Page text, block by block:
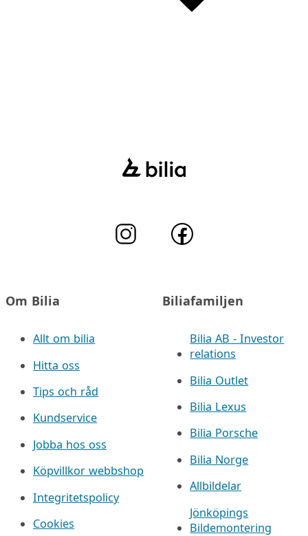
Om Bilia
Allt om bilia
Hitta oss
Tips och råd
Kundservice
Jobba hos oss
Köpvillkor webbshop
Integritetspolicy
Cookies
Biliafamiljen
Bilia AB - Investor
relations
Bilia Outlet
Bilia Lexus
Bilia Porsche
Bilia Norge
Allbildelar
Jönköpings
Bildemontering